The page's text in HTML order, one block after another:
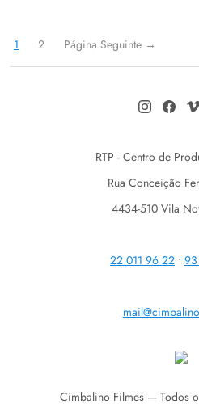
1 2 Página Seguinte →
RTP - Centro de
Rua Conceição
4434-510 Vila
22 011 96 22 •
Cimbalino Filmes — Todos